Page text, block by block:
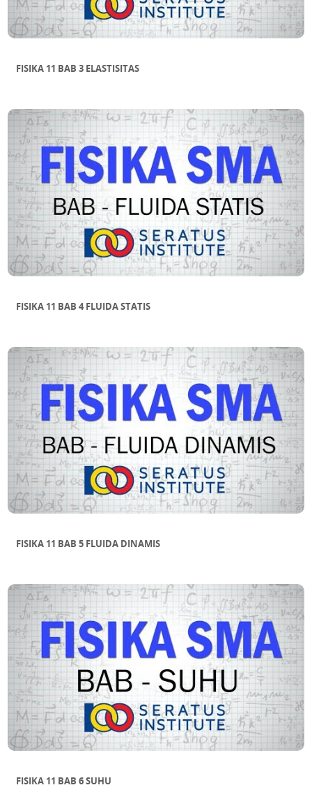
FISIKA 11 BAB 3 ELASTISITAS
FISIKA 11 BAB 4 FLUIDA STATIS
FISIKA 11 BAB 5 FLUIDA DINAMIS
FISIKA 11 BAB 6 SUHU